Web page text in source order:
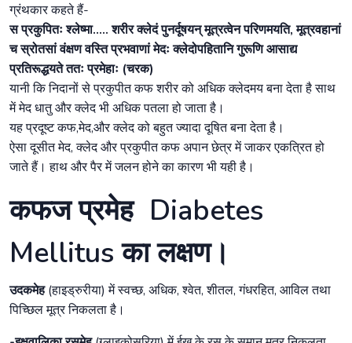
ग्रंथकार कहते हैं-
स प्रकुपितः श्लेष्मा..... शरीर क्लेदं पुनर्दूषयन् मूत्रत्वेन परिणमयति, मूत्रवहानां
च स्रोतसां वंक्षण वस्ति प्रभवाणां मेदः क्लेदोपहितानि गुरूणि आसाद्य
प्रतिरूद्धयते ततः प्रमेहाः (चरक)
यानी कि निदानों से प्रकुपीत कफ शरीर को अधिक क्लेदमय बना देता है साथ
में मेद धातु और क्लेद भी अधिक पतला हो जाता है।
यह प्रदूष्ट कफ,मेद,और क्लेद को बहुत ज्यादा दूषित बना देता है।
ऐसा दूसीत मेद, क्लेद और प्रकुपीत कफ अपान छेत्र में जाकर एकत्रित हो
जाते हैं। हाथ और पैर में जलन होने का कारण भी यही है।
कफज प्रमेह Diabetes
Mellitus का लक्षण।
उदकमेह(हाइड्रुरीया) में स्वच्छ, अधिक, श्वेत, शीतल, गंधरहित, आविल तथा
पिच्छिल मूत्र निकलता है।